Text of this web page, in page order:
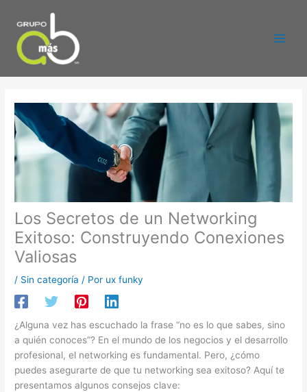
contenido
Los Secretos de un Networking
Exitoso: Construyendo Conexiones
Valiosas
/ Sin categoría / Por ux funky
¿Alguna vez has escuchado la frase “no es lo que sabes, sino
a quién conoces”? En el mundo de los negocios y el desarrollo
profesional, el networking es fundamental. Pero, ¿cómo
puedes asegurarte de que tu networking sea exitoso? Aquí te
presentamos algunos consejos clave: